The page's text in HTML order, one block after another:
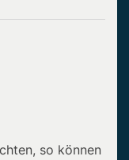
so können